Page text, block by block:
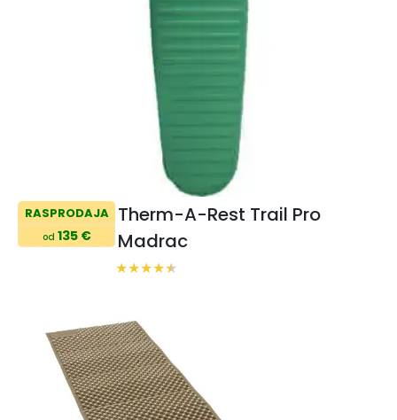
RASPRODAJA
od 135 €
Therm-A-Rest Trail Pro
Madrac